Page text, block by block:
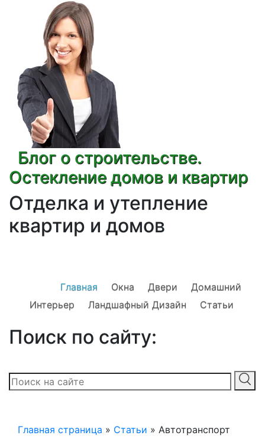
Блог о строительстве.
Остекление домов и квартир
Отделка и утепление
квартир и домов
Главная Окна Двери
Домашний
Интерьер
Ландшафный Дизайн Статьи
Поиск по сайту:
Главная страница » Статьи » Автотранспорт